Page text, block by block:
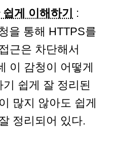
게 이해하기
:
을 통해 HTTPS를
근은 차단해서
이 감청이 어떻게
쉽게 잘 정리된
많지 않아도 쉽게
정리되어 있다.